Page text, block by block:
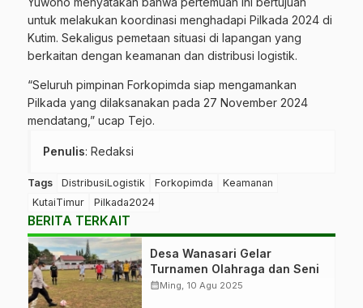
untuk melakukan koordinasi menghadapi Pilkada 2024 di
Kutim. Sekaligus pemetaan situasi di lapangan yang
berkaitan dengan keamanan dan distribusi logistik.
“Seluruh pimpinan Forkopimda siap mengamankan
Pilkada yang dilaksanakan pada 27 November 2024
mendatang,” ucap Tejo.
Penulis: Redaksi
Tags DistribusiLogistik Forkopimda
Keamanan
KutaiTimur
Pilkada2024
BERITA TERKAIT
Desa Wanasari Gelar
Turnamen Olahraga dan Seni
calendar_monthMing, 10 Agu 2025